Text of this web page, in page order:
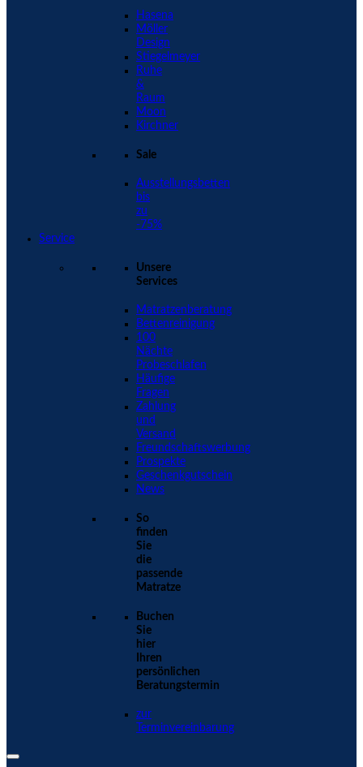
Hasena
Möller
Design
Stiegelmeyer
Ruhe
&
Raum
Moon
Kirchner
Sale
Ausstellungsbetten
bis
zu
-75%
Service
Unsere
Services
Matratzenberatung
Bettenreinigung
100
Nächte
Probeschlafen
Häufige
Fragen
Zahlung
und
Versand
Freundschaftswerbung
Prospekte
Geschenkgutschein
News
So
finden
Sie
die
passende
Matratze
Buchen
Sie
hier
Ihren
persönlichen
Beratungstermin
zur
Terminvereinbarung